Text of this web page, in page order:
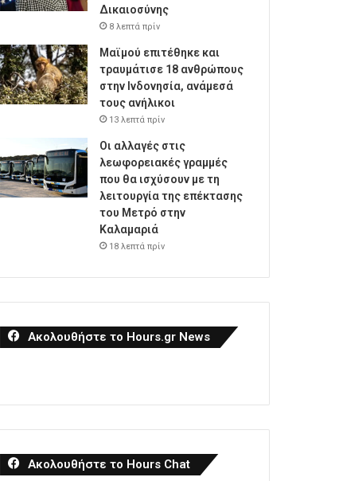
Δικαιοσύνης
8 λεπτά πρίν
Μαϊμού επιτέθηκε και
τραυμάτισε 18 ανθρώπους
στην Ινδονησία, ανάμεσά
τους ανήλικοι
13 λεπτά πρίν
Οι αλλαγές στις
λεωφορειακές γραμμές
που θα ισχύσουν με τη
λειτουργία της επέκτασης
του Μετρό στην
Καλαμαριά
18 λεπτά πρίν
Ακολουθήστε το Hours.gr News
Ακολουθήστε το Hours Chat